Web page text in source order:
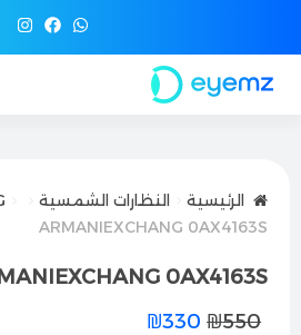
الرئيسية النظارات الشمسية
ARMANIEXCHANG 0AX4163S
0AX4163S
₪550
₪330